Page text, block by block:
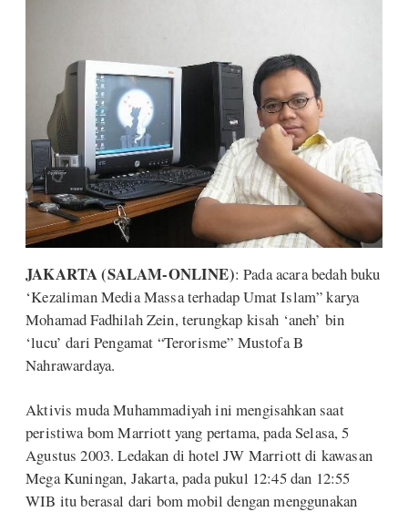
JAKARTA (SALAM-ONLINE): Pada acara bedah buku
‘Kezaliman Media Massa terhadap Umat Islam” karya
Mohamad Fadhilah Zein, terungkap kisah ‘aneh’ bin
‘lucu’ dari Pengamat “Terorisme” Mustofa B
Nahrawardaya.
Aktivis muda Muhammadiyah ini mengisahkan saat
peristiwa bom Marriott yang pertama, pada Selasa, 5
Agustus 2003. Ledakan di hotel JW Marriott di kawasan
Mega Kuningan, Jakarta, pada pukul 12:45 dan 12:55
WIB itu berasal dari bom mobil dengan menggunakan